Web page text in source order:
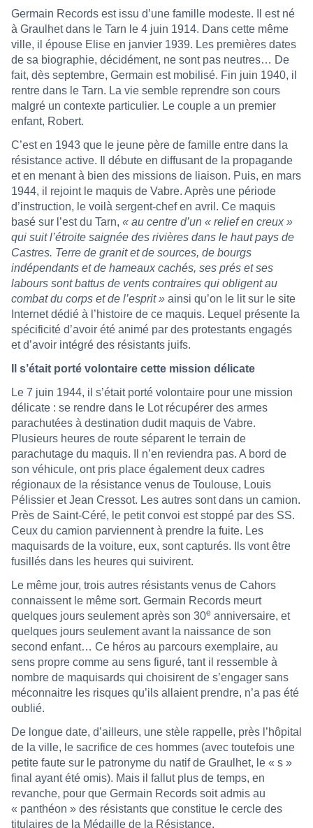
Germain Records est issu d’une famille modeste. Il est né
à Graulhet dans le Tarn le 4 juin 1914. Dans cette même
ville, il épouse Elise en janvier 1939. Les premières dates
de sa biographie, décidément, ne sont pas neutres… De
fait, dès septembre, Germain est mobilisé. Fin juin 1940, il
rentre dans le Tarn. La vie semble reprendre son cours
malgré un contexte particulier. Le couple a un premier
enfant, Robert.
C’est en 1943 que le jeune père de famille entre dans la
résistance active. Il débute en diffusant de la propagande
et en menant à bien des missions de liaison. Puis, en mars
1944, il rejoint le maquis de Vabre. Après une période
d’instruction, le voilà sergent-chef en avril. Ce maquis
basé sur l’est du Tarn, « au centre d’un « relief en creux »
qui suit l’étroite saignée des rivières dans le haut pays de
Castres. Terre de granit et de sources, de bourgs
indépendants et de hameaux cachés, ses prés et ses
labours sont battus de vents contraires qui obligent au
combat du corps et de l’esprit » ainsi qu’on le lit sur le site
Internet dédié à l’histoire de ce maquis. Lequel présente la
spécificité d’avoir été animé par des protestants engagés
et d’avoir intégré des résistants juifs.
Il s’était porté volontaire cette mission délicate
Le 7 juin 1944, il s’était porté volontaire pour une mission
délicate : se rendre dans le Lot récupérer des armes
parachutées à destination dudit maquis de Vabre.
Plusieurs heures de route séparent le terrain de
parachutage du maquis. Il n’en reviendra pas. A bord de
son véhicule, ont pris place également deux cadres
régionaux de la résistance venus de Toulouse, Louis
Pélissier et Jean Cressot. Les autres sont dans un camion.
Près de Saint-Céré, le petit convoi est stoppé par des SS.
Ceux du camion parviennent à prendre la fuite. Les
maquisards de la voiture, eux, sont capturés. Ils vont être
fusillés dans les heures qui suivirent.
Le même jour, trois autres résistants venus de Cahors
connaissent le même sort. Germain Records meurt
quelques jours seulement après son 30e anniversaire, et
quelques jours seulement avant la naissance de son
second enfant… Ce héros au parcours exemplaire, au
sens propre comme au sens figuré, tant il ressemble à
nombre de maquisards qui choisirent de s’engager sans
méconnaitre les risques qu’ils allaient prendre, n’a pas été
oublié.
De longue date, d’ailleurs, une stèle rappelle, près l’hôpital
de la ville, le sacrifice de ces hommes (avec toutefois une
petite faute sur le patronyme du natif de Graulhet, le « s »
final ayant été omis). Mais il fallut plus de temps, en
revanche, pour que Germain Records soit admis au
« panthéon » des résistants que constitue le cercle des
titulaires de la Médaille de la Résistance.